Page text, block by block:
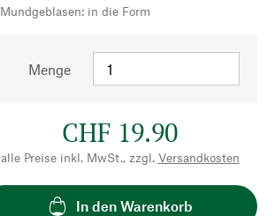
Mundgeblasen: in die Form
Menge
CHF 19.90
alle Preise inkl. MwSt., zzgl. Versandkosten
In den Warenkorb